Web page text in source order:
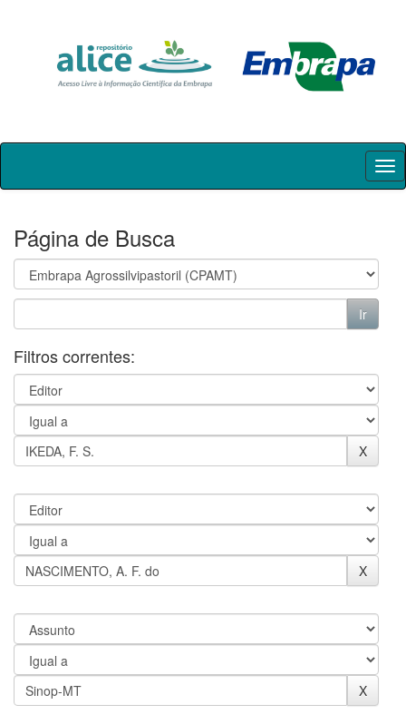
Skip
Página de Busca
Filtros correntes: